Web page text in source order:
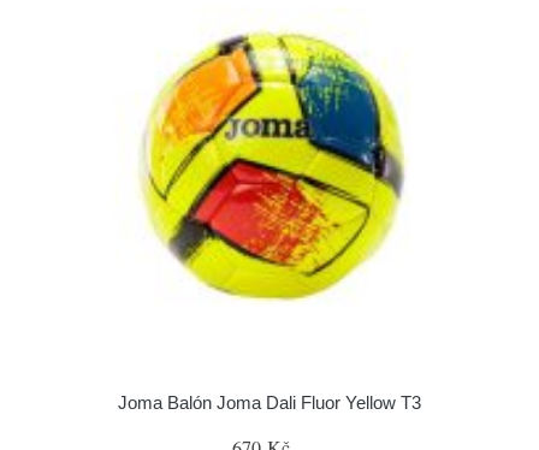
Joma Balón Joma Dali Fluor Yellow T3